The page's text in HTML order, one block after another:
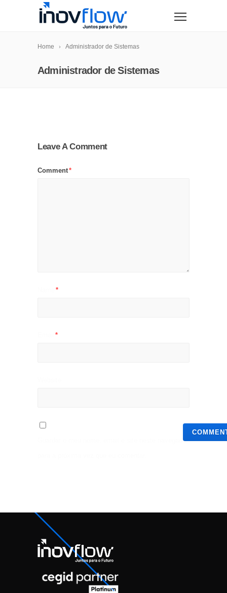
Home Administrador de Sistemas
Administrador de Sistemas
Leave A Comment
Comment*
*
*
Guardar o meu nome, email e site neste navegador